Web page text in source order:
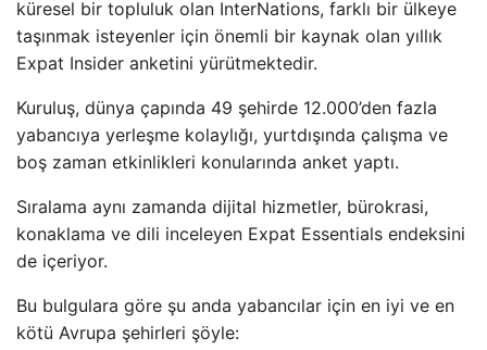
küresel bir topluluk olan InterNations, farklı bir ülkeye
taşınmak isteyenler için önemli bir kaynak olan yıllık
Expat Insider anketini yürütmektedir.
Kuruluş, dünya çapında 49 şehirde 12.000’den fazla
yabancıya yerleşme kolaylığı, yurtdışında çalışma ve
boş zaman etkinlikleri konularında anket yaptı.
Sıralama aynı zamanda dijital hizmetler, bürokrasi,
konaklama ve dili inceleyen Expat Essentials endeksini
de içeriyor.
Bu bulgulara göre şu anda yabancılar için en iyi ve en
kötü Avrupa şehirleri şöyle: